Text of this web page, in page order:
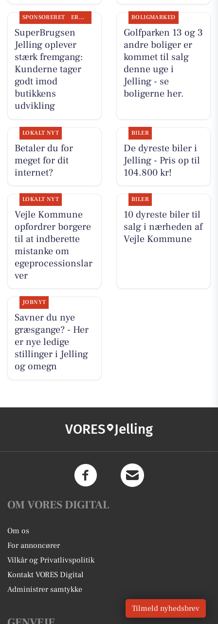
SPONSORERET ERHVERV
SuperBrugsen
Jelling oplever
stærk fremgang:
Kunderne tager
godt imod
butikkens
udvikling
BOLIGMARKED
Golfparken 13 og 3
andre boliger er
kommet til salg
denne uge i
Jelling - se
boligerne her.
LOKALT NYT
Betaler du for
meget for dit
internet?
BILER
De dyreste biler i
Jelling - Pris op til
104.800 kr!
LOKALT NYT
Vejle Kommune
opfordrer borgere
til at indberette
mistanke om
egeprocessionslar
ver
BILER
10 dyreste biler til
salg i nærheden af
Vejle Kommune
JOBNYT
Savner du nye
græsgange? - Her
er nye ledige
stillinger i Jelling
og omegn
VORES Jelling
OM VORES DIGITAL
Om os
For annoncører
Vilkår og Privatlivspolitik
Kontakt VORES Digital
Administrer samtykke
Tilmeld nyhedsbrev